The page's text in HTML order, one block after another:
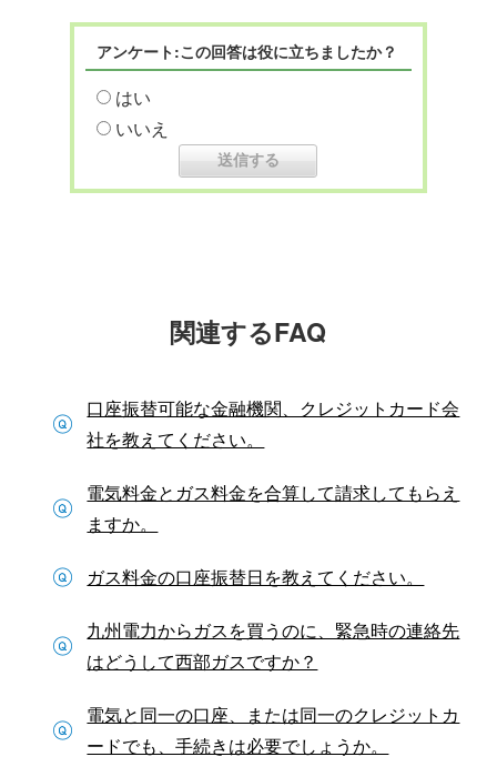
アンケート:この回答は役に立ちましたか？
はい
いいえ
関連するFAQ
口座振替可能な金融機関、クレジットカード会
社を教えてください。
電気料金とガス料金を合算して請求してもらえ
ますか。
ガス料金の口座振替日を教えてください。
九州電力からガスを買うのに、緊急時の連絡先
はどうして西部ガスですか？
電気と同一の口座、または同一のクレジットカ
ードでも、手続きは必要でしょうか。